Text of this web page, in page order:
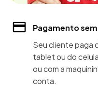
Pagamento
Seu cliente paga
tablet ou do
ou com a
conta.